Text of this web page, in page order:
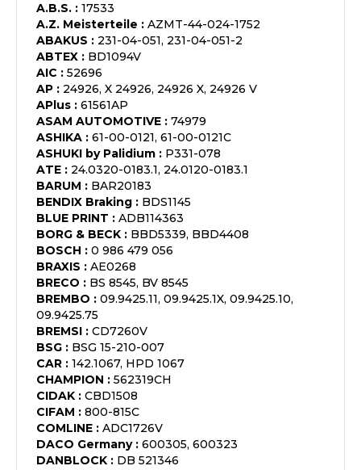
A.B.S. : 17533
A.Z. Meisterteile : AZMT-44-024-1752
ABAKUS : 231-04-051, 231-04-051-2
ABTEX : BD1094V
AIC : 52696
AP : 24926, X 24926, 24926 X, 24926 V
APlus : 61561AP
ASAM AUTOMOTIVE : 74979
ASHIKA : 61-00-0121, 61-00-0121C
ASHUKI by Palidium : P331-078
ATE : 24.0320-0183.1, 24.0120-0183.1
BARUM : BAR20183
BENDIX Braking : BDS1145
BLUE PRINT : ADB114363
BORG & BECK : BBD5339, BBD4408
BOSCH : 0 986 479 056
BRAXIS : AE0268
BRECO : BS 8545, BV 8545
BREMBO : 09.9425.11, 09.9425.1X, 09.9425.10,
09.9425.75
BREMSI : CD7260V
BSG : BSG 15-210-007
CAR : 142.1067, HPD 1067
CHAMPION : 562319CH
CIDAK : CBD1508
CIFAM : 800-815C
COMLINE : ADC1726V
DACO Germany: 600305, 600323
DANBLOCK : DB 521346